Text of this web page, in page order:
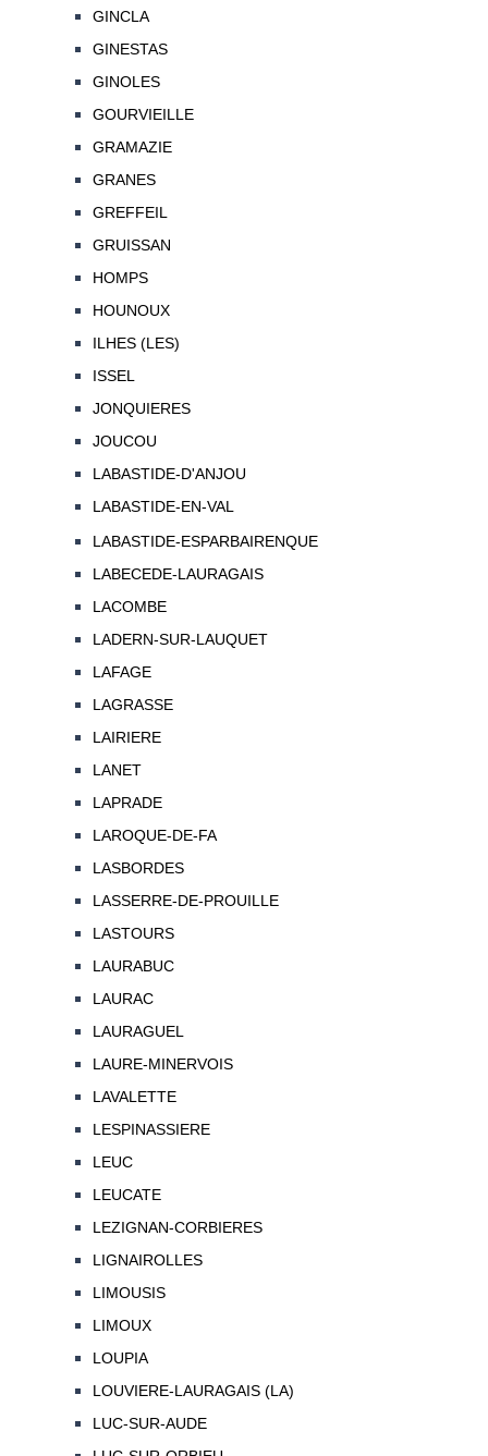
GINCLA
GINESTAS
GINOLES
GOURVIEILLE
GRAMAZIE
GRANES
GREFFEIL
GRUISSAN
HOMPS
HOUNOUX
ILHES (LES)
ISSEL
JONQUIERES
JOUCOU
LABASTIDE-D'ANJOU
LABASTIDE-EN-VAL
LABASTIDE-ESPARBAIRENQUE
LABECEDE-LAURAGAIS
LACOMBE
LADERN-SUR-LAUQUET
LAFAGE
LAGRASSE
LAIRIERE
LANET
LAPRADE
LAROQUE-DE-FA
LASBORDES
LASSERRE-DE-PROUILLE
LASTOURS
LAURABUC
LAURAC
LAURAGUEL
LAURE-MINERVOIS
LAVALETTE
LESPINASSIERE
LEUC
LEUCATE
LEZIGNAN-CORBIERES
LIGNAIROLLES
LIMOUSIS
LIMOUX
LOUPIA
LOUVIERE-LAURAGAIS (LA)
LUC-SUR-AUDE